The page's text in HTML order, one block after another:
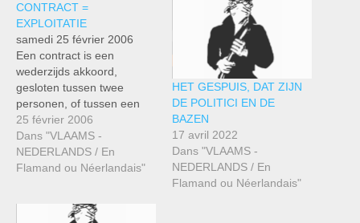
CONTRACT =
EXPLOITATIE
samedi 25 février 2006
Een contract is een
wederzijds akkoord,
gesloten tussen twee
personen, of tussen een
persoon en een
organisatie. Echter, bij het
arbeidscontract gaat het
niet om een akkoord maar
zijn onderneming) over een
25 février 2006
Dans "VLAAMS -
NEDERLANDS / En
Flamand ou Néerlandais"
HET GESPUIS, DAT ZIJN
DE POLITICI EN DE
BAZEN
17 avril 2022
Dans "VLAAMS -
NEDERLANDS / En
Flamand ou Néerlandais"